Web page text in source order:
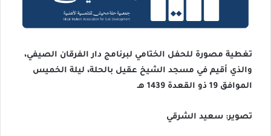
تغطية مصورة للحفل الختامي لبرنامج دار الفرقان الصيفي،
والذي أقيم في مسجد الشيخ عقيل بالحلة، ليلة الخميس
الموافق 19 ذو القعدة 1439 هـ
تصوير: سعيد الشرقي